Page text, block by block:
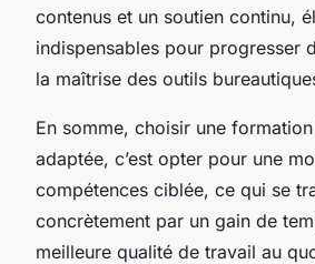
contenus et un soutien continu,
indispensables pour progresser
la maîtrise des outils
En somme, choisir une
adaptée, c’est opter pour une
compétences ciblée, ce qui se
concrètement par un gain de
meilleure qualité de travail au